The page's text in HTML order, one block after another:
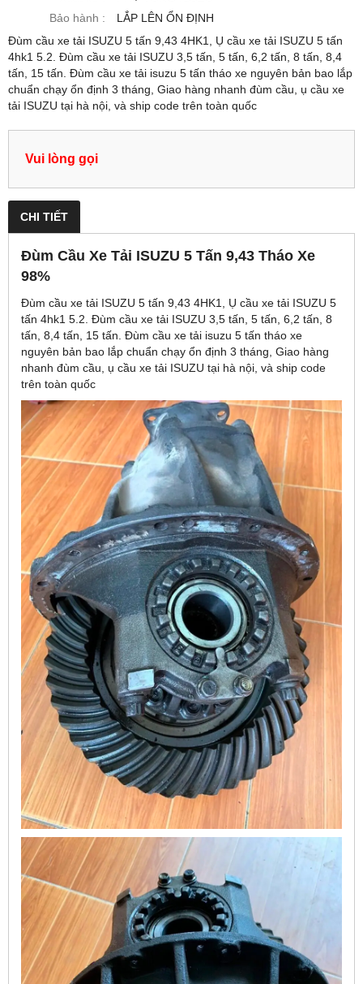
Bảo hành :
LẮP LÊN ỔN ĐỊNH
Đùm cầu xe tải ISUZU 5 tấn 9,43 4HK1, Ụ cầu xe tải ISUZU 5 tấn
4hk1 5.2. Đùm cầu xe tải ISUZU 3,5 tấn, 5 tấn, 6,2 tấn, 8 tấn, 8,4
tấn, 15 tấn. Đùm cầu xe tải isuzu 5 tấn tháo xe nguyên bản bao lắp
chuẩn chạy ổn định 3 tháng, Giao hàng nhanh đùm cầu, ụ cầu xe
tải ISUZU tại hà nội, và ship code trên toàn quốc
Vui lòng gọi
CHI TIẾT
Đùm Cầu Xe Tải ISUZU 5 Tấn 9,43 Tháo Xe
98%
Đùm cầu xe tải ISUZU 5 tấn 9,43 4HK1, Ụ cầu xe tải ISUZU 5
tấn 4hk1 5.2. Đùm cầu xe tải ISUZU 3,5 tấn, 5 tấn, 6,2 tấn, 8
tấn, 8,4 tấn, 15 tấn. Đùm cầu xe tải isuzu 5 tấn tháo xe
nguyên bản bao lắp chuẩn chạy ổn định 3 tháng, Giao hàng
nhanh đùm cầu, ụ cầu xe tải ISUZU tại hà nội, và ship code
trên toàn quốc